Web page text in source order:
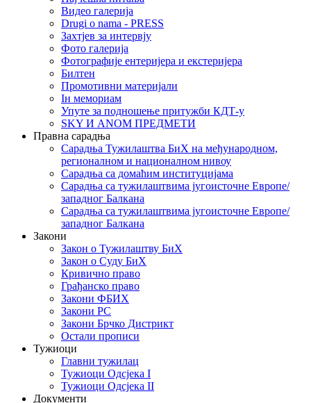
Видео галерија
Drugi o nama - PRESS
Захтјев за интервју
Фото галерија
Фотографије ентеријера и екстеријера
Билтен
Промотивни материјали
Iн мемориам
Упуте за подношење притужби КДТ-у
SKY И ANOM ПРЕДМЕТИ
Правна сарадња
Сарадња Тужилаштва БиХ на међународном,
регионалном и националном нивоу
Сарадња са домаћим институцијама
Сарадња са тужилаштвима југоисточне Европе/
западног Балкана
Сарадња са тужилаштвима југоисточне Европе/
западног Балкана
Закони
Закон о Тужилаштву БиХ
Закон о Суду БиХ
Кривично право
Грађанско право
Закони ФБИХ
Закони РС
Закони Брчко Дистрикт
Остали прописи
Тужиоци
Главни тужилац
Тужиоци Oдсјекa I
Тужиоци Oдсјекa II
Документи